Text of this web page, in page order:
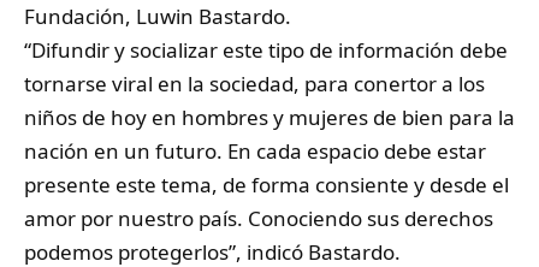
Fundación, Luwin Bastardo.
“Difundir y socializar este tipo de información debe
tornarse viral en la sociedad, para conertor a los
niños de hoy en hombres y mujeres de bien para la
nación en un futuro. En cada espacio debe estar
presente este tema, de forma consiente y desde el
amor por nuestro país. Conociendo sus derechos
podemos protegerlos”, indicó Bastardo.